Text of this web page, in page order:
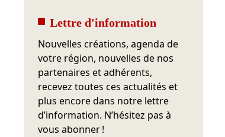
Lettre d'information
Nouvelles créations, agenda de
votre région, nouvelles de nos
partenaires et adhérents,
recevez toutes ces actualités et
plus encore dans notre lettre
d’information. N’hésitez pas à
vous abonner !